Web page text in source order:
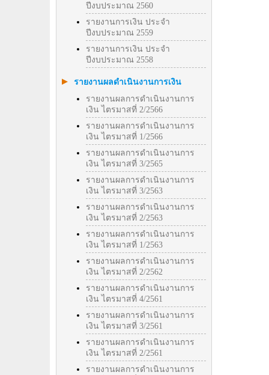
ปีงบประมาณ 2560
รายงานการเงิน ประจำ
ปีงบประมาณ 2559
รายงานการเงิน ประจำ
ปีงบประมาณ 2558
รายงานผลดำเนินงานการเงิน
รายงานผลการดำเนินงานการ
เงิน ไตรมาสที่ 2/2566
รายงานผลการดำเนินงานการ
เงิน ไตรมาสที่ 1/2566
รายงานผลการดำเนินงานการ
เงิน ไตรมาสที่ 3/2565
รายงานผลการดำเนินงานการ
เงิน ไตรมาสที่ 3/2563
รายงานผลการดำเนินงานการ
เงิน ไตรมาสที่ 2/2563
รายงานผลการดำเนินงานการ
เงิน ไตรมาสที่ 1/2563
รายงานผลการดำเนินงานการ
เงิน ไตรมาสที่ 2/2562
รายงานผลการดำเนินงานการ
เงิน ไตรมาสที่ 4/2561
รายงานผลการดำเนินงานการ
เงิน ไตรมาสที่ 3/2561
รายงานผลการดำเนินงานการ
เงิน ไตรมาสที่ 2/2561
รายงานผลการดำเนินงานการ